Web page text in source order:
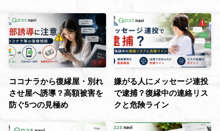
ココナラから復縁屋・別れ
させ屋へ誘導？高額被害を
防ぐ5つの見極め
嫌がる人にメッセージ連投
で逮捕？復縁中の連絡リス
クと危険ライン